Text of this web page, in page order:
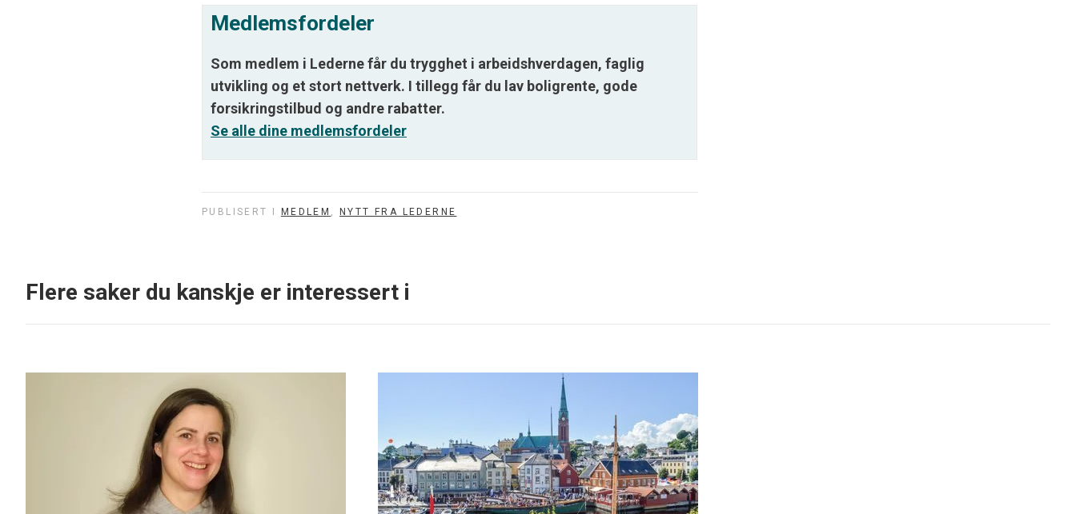
Medlemsfordeler
Som medlem i Lederne får du trygghet i arbeidshverdagen, faglig
utvikling og et stort nettverk. I tillegg får du lav boligrente, gode
forsikringstilbud og andre rabatter.
Se alle dine medlemsfordeler
PUBLISERT I MEDLEM , NYTT FRA LEDERNE
Flere saker du kanskje er interessert i